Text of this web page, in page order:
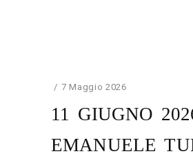
7 Maggio 2026
11 GIUGNO
EMANUELE